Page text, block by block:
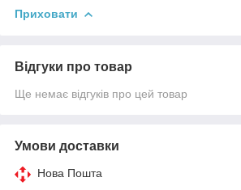
Приховати
Відгуки про товар
Ще немає відгуків про цей товар
Умови доставки
Нова Пошта